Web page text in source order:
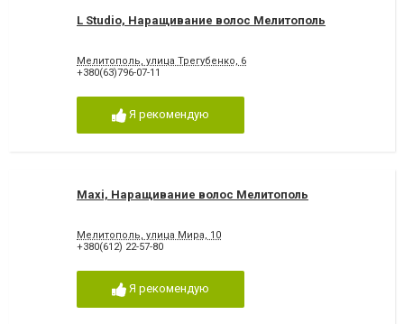
L Studio, Наращивание волос Мелитополь
Мелитополь, улица Трегубенко, 6
+380(63)796-07-11
Я рекомендую
Maxi, Наращивание волос Мелитополь
Мелитополь, улица Мира, 10
+380(612) 22-57-80
Я рекомендую